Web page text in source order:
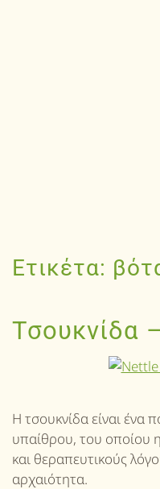
Ετικέτα:
Τσουκνίδα
Η τσουκνίδα είναι ένα
υπαίθρου, του οποίου
και θεραπευτικούς
αρχαιότητα.